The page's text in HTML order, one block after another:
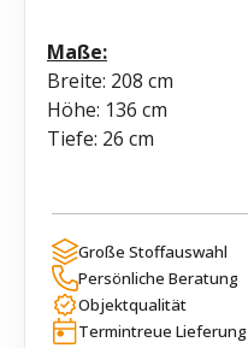
Maße:
Breite: 208 cm
Höhe: 136 cm
Tiefe: 26 cm
Große Stoffauswahl
Persönliche Beratung
Objektqualität
Termintreue Lieferung